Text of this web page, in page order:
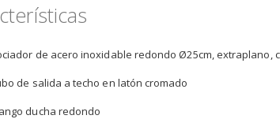
de acero inoxidable redondo Ø25cm, extraplano,
de salida a techo en latón cromado
ducha redondo